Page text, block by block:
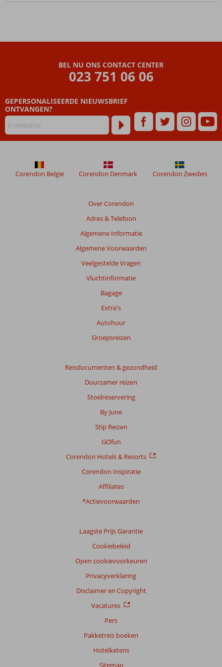
BEL NU ONS CONTACT CENTER
023 751 06 06
GEPERSONALISEERDE NIEUWSBRIEF
ONTVANGEN?
Over Corendon
Adres & Telefoon
Algemene Informatie
Algemene Voorwaarden
Veelgestelde Vragen
Vluchtinformatie
Bagage
Extra's
Autohuur
Groepsreizen
Reisdocumenten & gezondheid
Duurzamer reizen
Stoelreservering
By June
Stip Reizen
GOfun
Corendon Hotels & Resorts
Corendon Inspiratie
Affiliates
*Actievoorwaarden
Laagste Prijs Garantie
Cookiebeleid
Open cookievoorkeuren
Privacyverklaring
Disclaimer en Copyright
Vacatures
Pers
Pakketreis boeken
Hotelketens
Sitemap
Corendon België Corendon Denmark Corendon Zweden